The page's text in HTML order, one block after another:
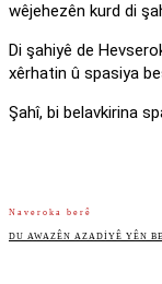
wêjehezên kurd di
Di şahiyê de
xêrhatin û spasiya
Şahî, bi belavkirina
Naveroka berê
DU AWAZÊN AZADIYÊ YÊN